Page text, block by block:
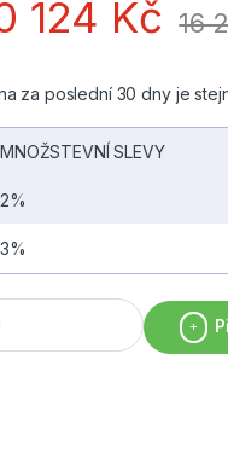
124 Kč 16
za poslední 30 dny je
MNOŽSTEVNÍ SLEVY
2%
3%
mixér – 7 L – do 2